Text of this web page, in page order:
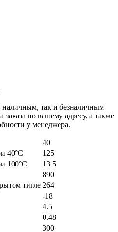
наличным, так и безналичным
заказа по вашему адресу, а также
у менеджера.
40
40°C
125
100°C
13.5
890
тигле 264
-18
4.5
0.48
300